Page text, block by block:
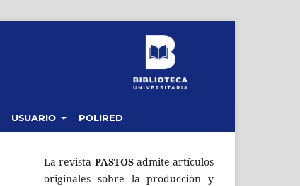
USUARIO POLIRED
La revista PASTOSadmite artículos
originales sobre la producción y